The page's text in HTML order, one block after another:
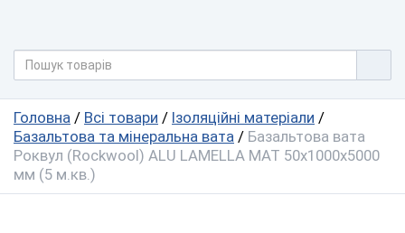
Головна / Всі товари / Ізоляційні матеріали /
Базальтова та мінеральна вата / Базальтова вата
Роквул (Rockwool) ALU LAMELLA MAT 50x1000x5000
мм (5 м.кв.)